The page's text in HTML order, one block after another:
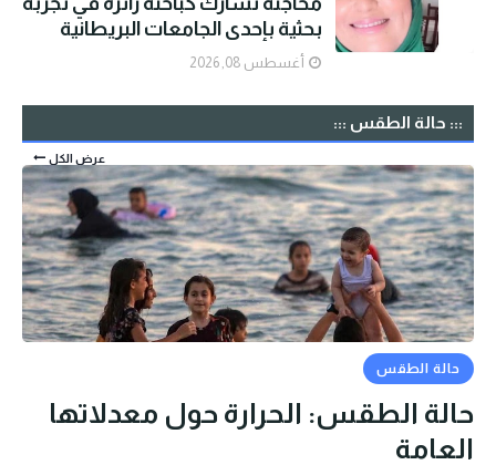
بحثية بإحدى الجامعات البريطانية
أغسطس 08, 2026
::: حالة الطقس :::
عرض الكل
حالة الطقس
حالة الطقس: الحرارة حول معدلاتها
العامة